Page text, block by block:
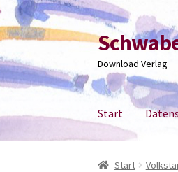
Zur
Navigation
springen
Zum
Inhalt
springen
Download Verlag
Start
StartStart